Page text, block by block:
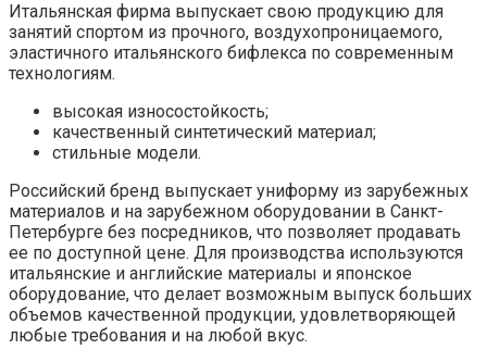
Итальянская фирма выпускает свою продукцию для
занятий спортом из прочного, воздухопроницаемого,
эластичного итальянского бифлекса по современным
технологиям.
высокая износостойкость;
качественный синтетический материал;
стильные модели.
Российский бренд выпускает униформу из зарубежных
материалов и на зарубежном оборудовании в Санкт-
Петербурге без посредников, что позволяет продавать
ее по доступной цене. Для производства используются
итальянские и английские материалы и японское
оборудование, что делает возможным выпуск больших
объемов качественной продукции, удовлетворяющей
любые требования и на любой вкус.